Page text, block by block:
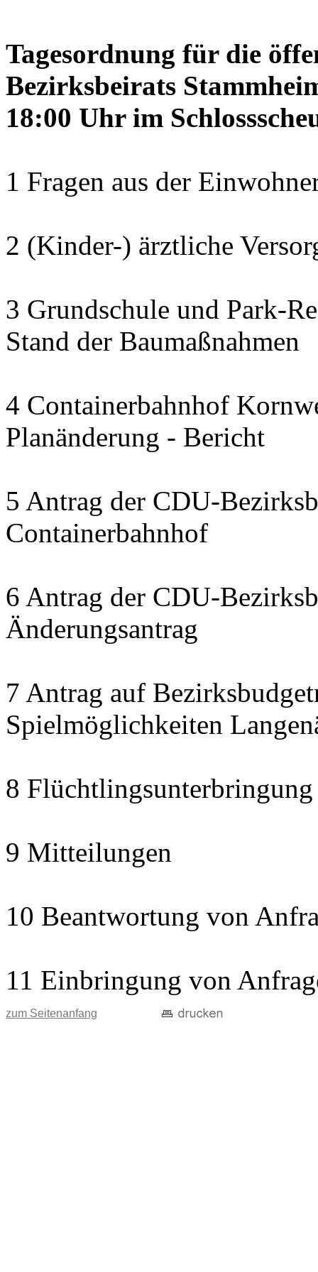
Tagesordnung für die
Bezirksbeirats
18:00 Uhr im
1 Fragen aus der
2 (Kinder-) ärztliche
3 Grundschule und Park-
Stand der Baumaßnahmen
4 Containerbahnhof
Planänderung - Bericht
5 Antrag der CDU-
Containerbahnhof
6 Antrag der CDU-
Änderungsantrag
7 Antrag auf
Spielmöglichkeiten
8
9 Mitteilungen
10 Beantwortung von
11 Einbringung von
zum Seitenanfang